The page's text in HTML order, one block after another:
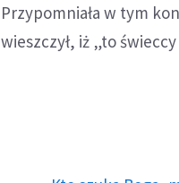
Przypomniała w tym
wieszczył, iż „to